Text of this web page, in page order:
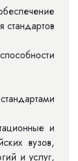
стандартов
и
вузов,
и услуг,